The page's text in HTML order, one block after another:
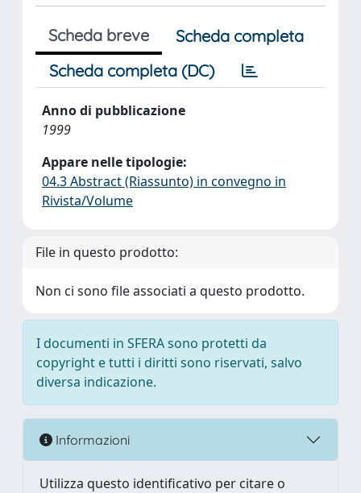
Scheda breve
Scheda completa
Scheda completa (DC)
Anno di pubblicazione
1999
Appare nelle tipologie:
04.3 Abstract (Riassunto) in convegno in
Rivista/Volume
File in questo prodotto:
Non ci sono file associati a questo prodotto.
I documenti in SFERA sono protetti da
copyright e tutti i diritti sono riservati, salvo
diversa indicazione.
Informazioni
Utilizza questo identificativo per citare o